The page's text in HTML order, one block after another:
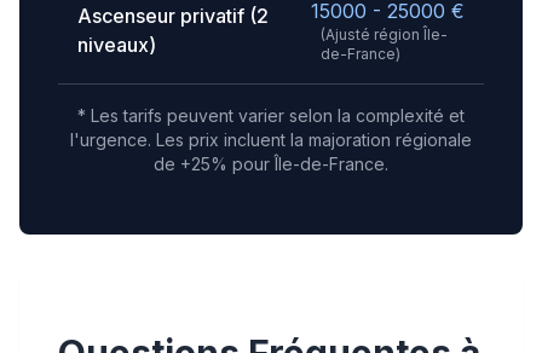
Ascenseur privatif (2
niveaux)
15000 - 25000 €
(Ajusté région Île-
de-France)
* Les tarifs peuvent varier selon la complexité et
l'urgence. Les prix incluent la majoration régionale
de +25% pour Île-de-France.